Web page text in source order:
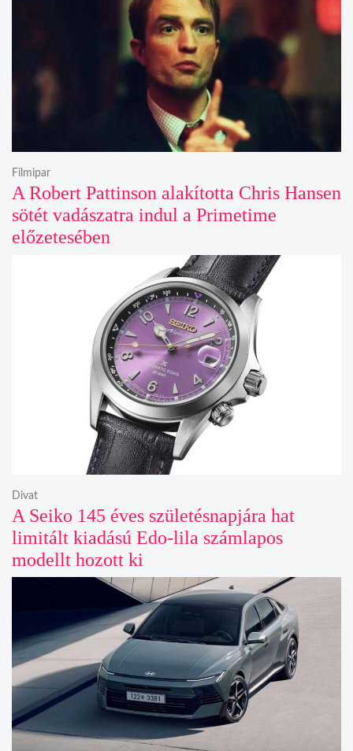
A Robert Pattinson alakította Chris Hansen
sötét vadászatra indul a Primetime
előzetesében
Filmipar
A Seiko 145 éves születésnapjára hat
limitált kiadású Edo-lila számlapos
modellt hozott ki
Divat